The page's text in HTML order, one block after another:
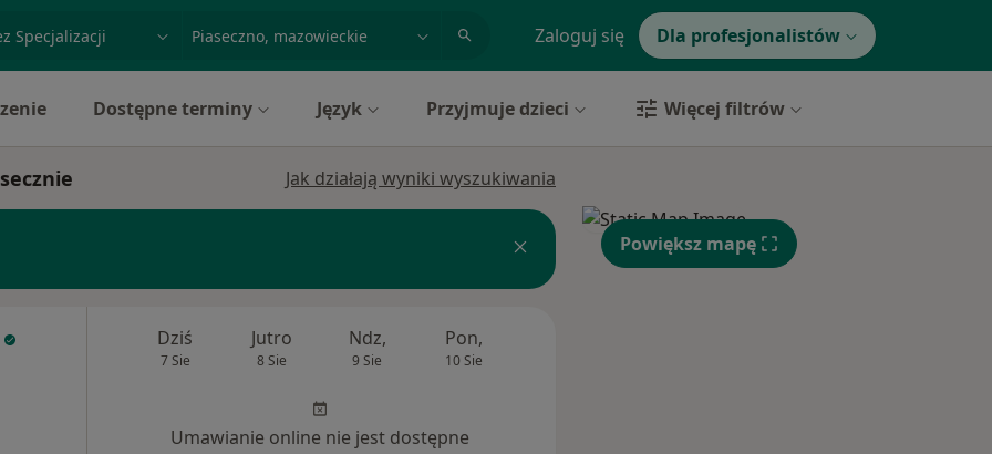
Zaloguj się Dla profesjonalistów
Dostępne terminy Język Przyjmuje dzieci Więcej filtrów
Jak działają wyniki wyszukiwania
Dziś
7 Sie
Jutro
8 Sie
Ndz,
9 Sie
Pon,
10 Sie
Umawianie online nie jest dostępne
Powiększ mapę